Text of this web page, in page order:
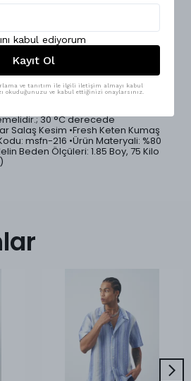
öne çıkan bu özel tasarım
benzersiz hissini yaşatır.;
modern tarzı harmanlarken, rahat
etmeni ve premium hissetmeni
ile geniş kombin imkanı
markası tarafından Türkiye'de
30 °C derecede
Salaş Kesim •Fresh Keten Kumaş
msfn-216 •Ürün Materyali: %80
Beden Ölçüleri: 1.85 Boy, 75 Kilo
kabul ediyorum
Kayıt Ol
ve tanıtım ile ilgili iletişim almayı kabul
okuduğunuzu ve kabul ettiğinizi onaylarsınız.